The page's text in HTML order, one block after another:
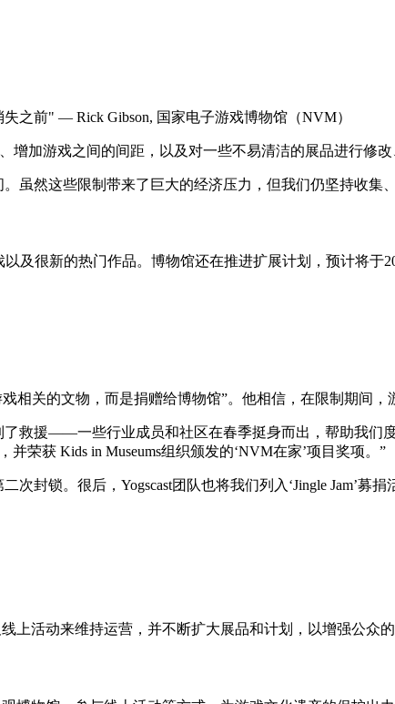
失之前" — Rick Gibson, 国家电子游戏博物馆（NVM）
增加游戏之间的间距，以及对一些不易清洁的展品进行修
虽然这些限制带来了巨大的经济压力，但我们仍坚持收集
及很新的热门作品。博物馆还在推进扩展计划，预计将于
相关的文物，而是捐赠给博物馆”。他相信，在限制期间，
救援——一些行业成员和社区在春季挺身而出，帮助我们
荣获 Kids in Museums组织颁发的‘NVM在家’项目奖项。”
封锁。很后，Yogscast团队也将我们列入‘Jingle Jam’募
上活动来维持运营，并不断扩大展品和计划，以增强公众